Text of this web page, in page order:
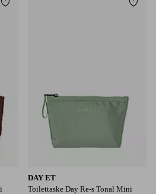
Tilføj til favoritter
DAY ET
Toilettaske Day Re-s Tonal Mini